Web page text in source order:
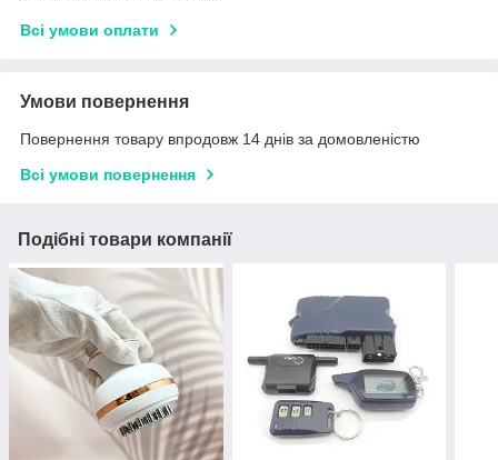
Всі умови оплати
Умови повернення
Повернення товару впродовж 14 днів за домовленістю
Всі умови повернення
Подібні товари компанії